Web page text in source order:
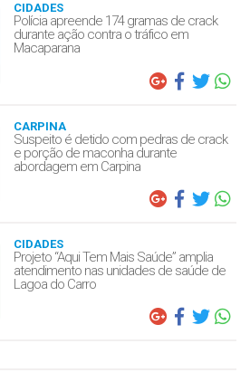
CIDADES
Polícia apreende 174 gramas de crack
durante ação contra o tráfico em
Macaparana
CARPINA
Suspeito é detido com pedras de crack
e porção de maconha durante
abordagem em Carpina
CIDADES
Projeto “Aqui Tem Mais Saúde” amplia
atendimento nas unidades de saúde de
Lagoa do Carro